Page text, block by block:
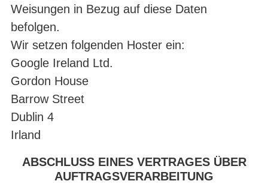
Weisungen in Bezug auf diese Daten
befolgen.
Wir setzen folgenden Hoster ein:
Google Ireland Ltd.
Gordon House
Barrow Street
Dublin 4
Irland
ABSCHLUSS EINES VERTRAGES ÜBER
AUFTRAGSVERARBEITUNG